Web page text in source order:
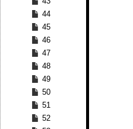
44
45
46
47
48
49
50
51
52